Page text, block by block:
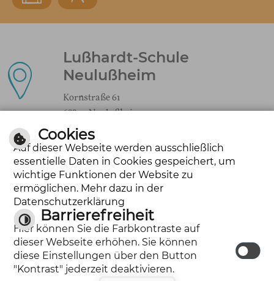
Lußhardt-Schule
Neulußheim
Kornstraße 61
68809 Neulußheim
kontakt@lusshardt-schule.de
Tel.: 06205-31721
Fax: 06205-284694
Cookies
Auf dieser Webseite werden ausschließlich
essentielle Daten in Cookies gespeichert, um
wichtige Funktionen der Website zu
ermöglichen. Mehr dazu in der
Datenschutzerklärung
Barrierefreiheit
Hier können Sie die Farbkontraste auf
dieser Webseite erhöhen. Sie können
diese Einstellungen über den Button
"Kontrast" jederzeit deaktivieren.